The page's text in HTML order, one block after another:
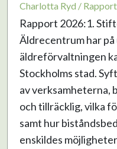
Charlotta Ryd /
Rapport 2026:1.
Äldrecentrum har på
äldreförvaltningen
Stockholms stad.
av verksamheterna,
och tillräcklig, vilka
samt hur
enskildes